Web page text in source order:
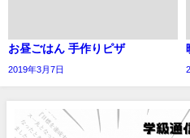
お昼ごはん 手作りピザ
2019年3月7日